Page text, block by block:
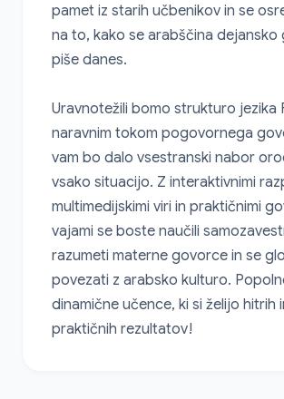
pamet iz starih učbenikov in se
na to, kako se arabščina dejansko
piše danes.
Uravnotežili bomo strukturo jezika
naravnim tokom pogovornega
vam bo dalo vsestranski nabor
vsako situacijo. Z interaktivnimi
multimedijskimi viri in praktičnimi
vajami se boste naučili
razumeti materne govorce in se
povezati z arabsko kulturo.
dinamične učence, ki si želijo hitrih
praktičnih rezultatov!